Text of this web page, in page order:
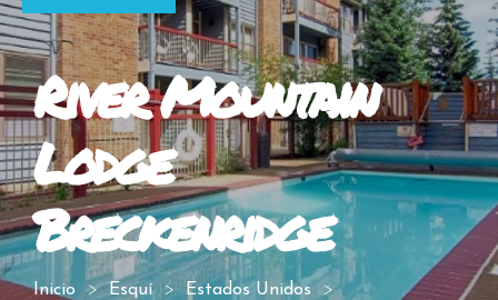
River Mountain
Lodge
Breckenridge
Inicio Esquí
Estados Unidos